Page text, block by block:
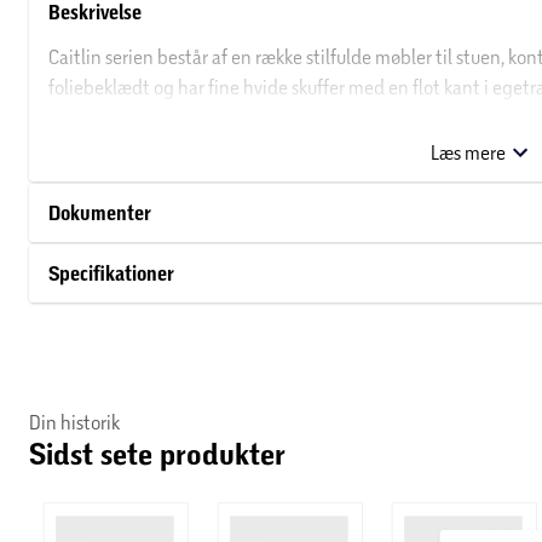
Beskrivelse
Caitlin serien består af en række stilfulde møbler til stuen,
foliebeklædt og har fine hvide skuffer med en flot kant i
Læs mere
Dokumenter
Specifikationer
Din historik
Sidst sete produkter